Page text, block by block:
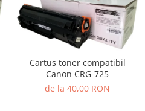
Cartus toner compatibil
Canon CRG-725
de la 40,00 RON